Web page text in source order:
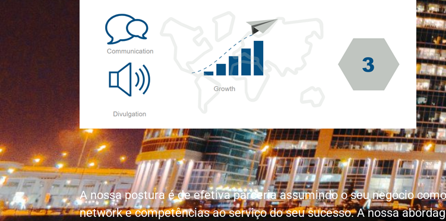
A nossa postura é de efetiva parceria assumindo o seu negócio
network e competências ao serviço do seu sucesso. A nossa